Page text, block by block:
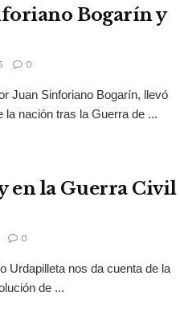
Bogarín y
0
Juan Sinforiano Bogarín, llevó
nación tras la Guerra de ...
en la Guerra Civil
0
Urdapilleta nos da cuenta de la
de ...